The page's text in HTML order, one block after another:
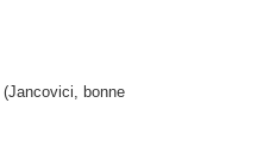
(Jancovici, bonne